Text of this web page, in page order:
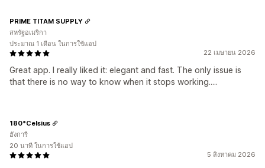
22 เมษายน 2026
Great app. I really liked it: elegant and fast. The only issue is
that there is no way to know when it stops working.....
PRIME TITAM SUPPLY
สหรัฐอเมริกา
ประมาณ 1 เดือน ในการใช้แอป
5 สิงหาคม 2026
180°Celsius
ฮังการี
20 นาที ในการใช้แอป